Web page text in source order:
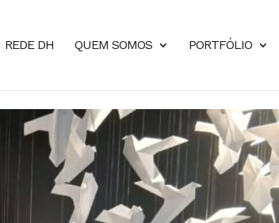
REDE DH QUEM SOMOS PORTFÓLIO